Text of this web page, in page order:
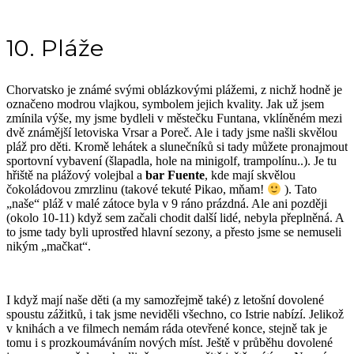
10. Pláže
Chorvatsko je známé svými oblázkovými plážemi, z nichž hodně je
označeno modrou vlajkou, symbolem jejich kvality. Jak už jsem
zmínila výše, my jsme bydleli v městečku Funtana, vklíněném mezi
dvě známější letoviska Vrsar a Poreč. Ale i tady jsme našli skvělou
pláž pro děti. Kromě lehátek a slunečníků si tady můžete pronajmout
sportovní vybavení (šlapadla, hole na minigolf, trampolínu..). Je tu
hřiště na plážový volejbal a bar Fuente, kde mají skvělou
čokoládovou zmrzlinu (takové tekuté Pikao, mňam!
). Tato
„naše“ pláž v malé zátoce byla v 9 ráno prázdná. Ale ani později
(okolo 10-11) když sem začali chodit další lidé, nebyla přeplněná. A
to jsme tady byli uprostřed hlavní sezony, a přesto jsme se nemuseli
nikým „mačkat“.
I když mají naše děti (a my samozřejmě také) z letošní dovolené
spoustu zážitků, i tak jsme neviděli všechno, co Istrie nabízí. Jelikož
v knihách a ve filmech nemám ráda otevřené konce, stejně tak je
tomu i s prozkoumáváním nových míst. Ještě v průběhu dovolené